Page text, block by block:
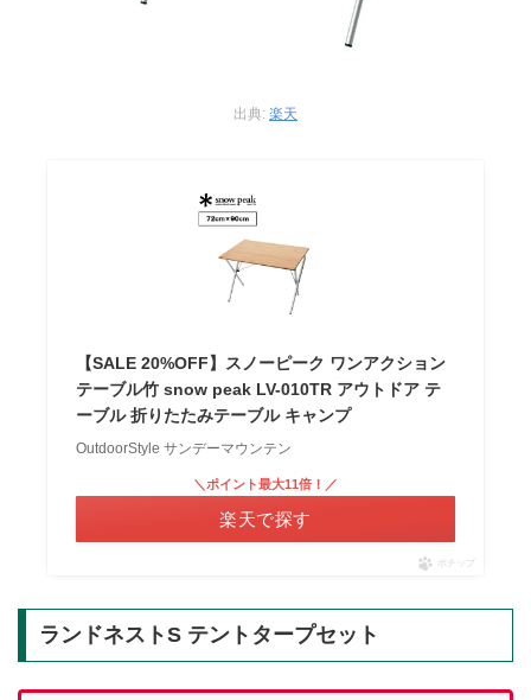
出典: 楽天
【SALE 20%OFF】スノーピーク ワンアクション
テーブル竹 snow peak LV-010TR アウトドア テ
ーブル 折りたたみテーブル キャンプ
OutdoorStyle サンデーマウンテン
＼ポイント最大11倍！／
楽天で探す
ポチップ
ランドネストS テントタープセット